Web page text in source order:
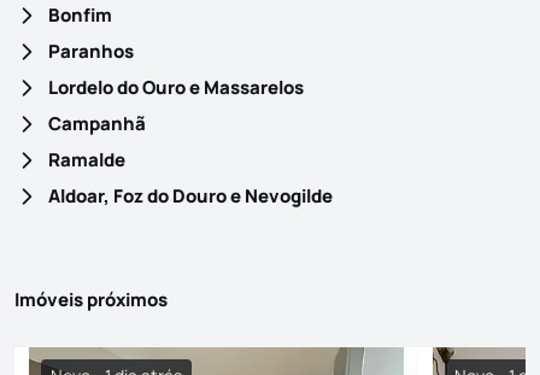
Bonfim
Paranhos
Lordelo do Ouro e Massarelos
Campanhã
Ramalde
Aldoar, Foz do Douro e Nevogilde
Imóveis próximos